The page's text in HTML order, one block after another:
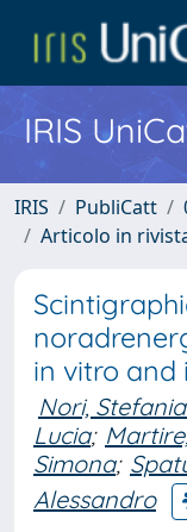
IRIS
IRIS PubliCatt
Articolo in
in vitro and
Nori,
Lucia;
Simona;
Alessandro